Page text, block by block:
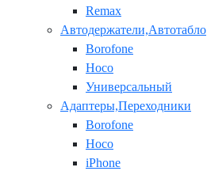
Remax
Автодержатели,Автотабло
Borofone
Hoco
Универсальный
Адаптеры,Переходники
Borofone
Hoco
iPhone